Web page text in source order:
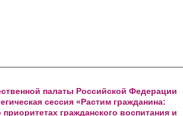
палаты Российской Федерации
сессия «Растим гражданина:
гражданского воспитания и